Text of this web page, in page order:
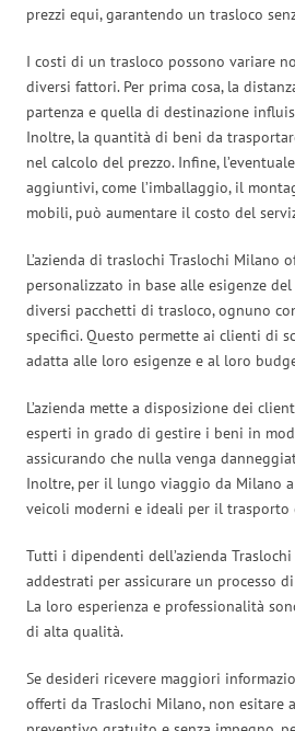
prezzi equi, garantendo un trasloco
I costi di un trasloco possono variare
diversi fattori. Per prima cosa, la
partenza e quella di destinazione
Inoltre, la quantità di beni da
nel calcolo del prezzo. Infine,
aggiuntivi, come l’imballaggio, il
mobili, può aumentare il costo del
L’azienda di traslochi Traslochi Milano
personalizzato in base alle esigenze
diversi pacchetti di trasloco, ognuno
specifici. Questo permette ai clienti di
adatta alle loro esigenze e al loro
L’azienda mette a disposizione dei
esperti in grado di gestire i beni in
assicurando che nulla venga
Inoltre, per il lungo viaggio da Milano a
veicoli moderni e ideali per il trasporto
Tutti i dipendenti dell’azienda
addestrati per assicurare un processo
La loro esperienza e professionalità
di alta qualità.
Se desideri ricevere maggiori
offerti da Traslochi Milano, non esitare